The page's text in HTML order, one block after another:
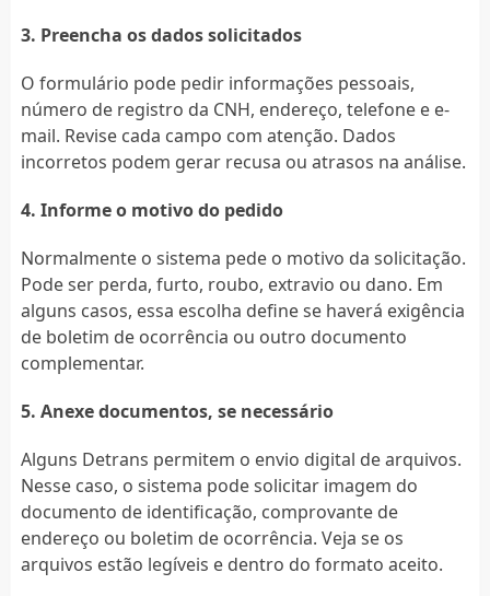
3. Preencha os dados solicitados
O formulário pode pedir informações pessoais,
número de registro da CNH, endereço, telefone e e-
mail. Revise cada campo com atenção. Dados
incorretos podem gerar recusa ou atrasos na análise.
4. Informe o motivo do pedido
Normalmente o sistema pede o motivo da solicitação.
Pode ser perda, furto, roubo, extravio ou dano. Em
alguns casos, essa escolha define se haverá exigência
de boletim de ocorrência ou outro documento
complementar.
5. Anexe documentos, se necessário
Alguns Detrans permitem o envio digital de arquivos.
Nesse caso, o sistema pode solicitar imagem do
documento de identificação, comprovante de
endereço ou boletim de ocorrência. Veja se os
arquivos estão legíveis e dentro do formato aceito.